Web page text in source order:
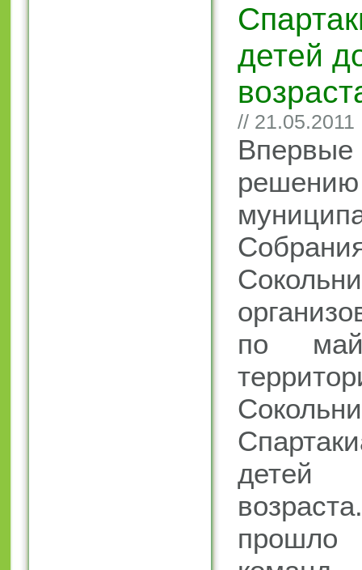
детей
// 21.05.2011
Впервые
решению
по
детей
прошло